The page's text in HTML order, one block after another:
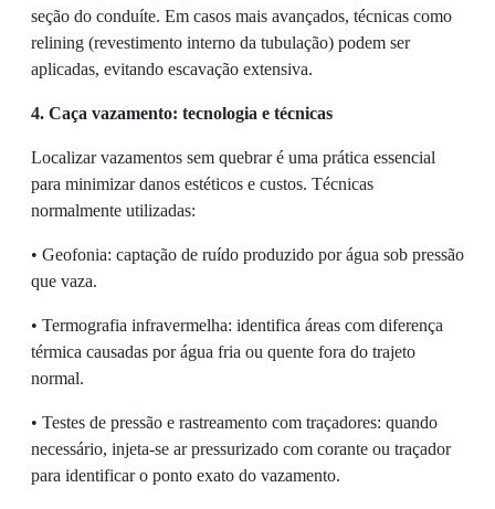
seção do conduíte. Em casos mais avançados, técnicas como
relining (revestimento interno da tubulação) podem ser
aplicadas, evitando escavação extensiva.
4. Caça vazamento: tecnologia e técnicas
Localizar vazamentos sem quebrar é uma prática essencial
para minimizar danos estéticos e custos. Técnicas
normalmente utilizadas:
• Geofonia: captação de ruído produzido por água sob pressão
que vaza.
• Termografia infravermelha: identifica áreas com diferença
térmica causadas por água fria ou quente fora do trajeto
normal.
• Testes de pressão e rastreamento com traçadores: quando
necessário, injeta-se ar pressurizado com corante ou traçador
para identificar o ponto exato do vazamento.